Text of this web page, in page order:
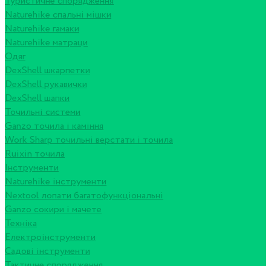
Naturehike спальні мішки
Naturehike гамаки
Naturehike матраци
Одяг
DexShell шкарпетки
DexShell рукавички
DexShell шапки
Точильні системи
Ganzo точила і каміння
Work Sharp точильні верстати і точила
Ruixin точила
Інструменти
Naturehike інструменти
Nextool лопати багатофункціональні
Ganzo сокири і мачете
Техніка
Електроінструменти
Садові інструменти